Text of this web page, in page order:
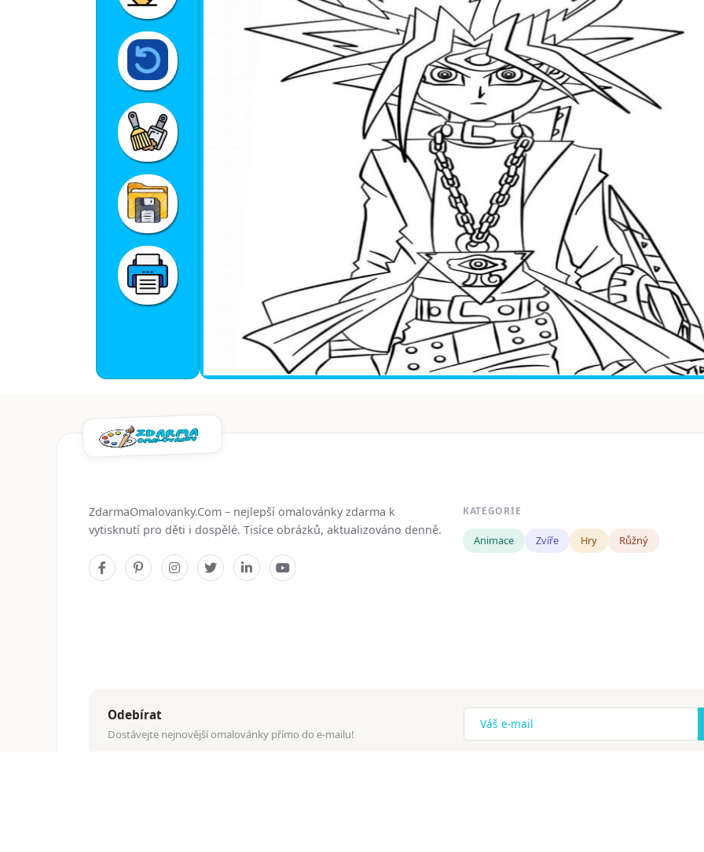
ZdarmaOmalovanky.Com – nejlepší omalovánky zdarma k
vytisknutí pro děti i dospělé. Tisíce obrázků, aktualizováno denně.
KATEGORIE
Animace Zvíře Hry Růžný
Odebírat
Dostávejte nejnovější omalovánky přímo do e-mailu!